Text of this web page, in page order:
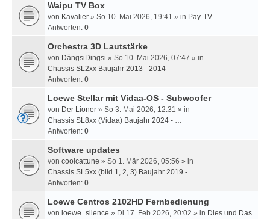
Waipu TV Box
von Kavalier » So 10. Mai 2026, 19:41 » in Pay-TV
Antworten: 0
Orchestra 3D Lautstärke
von DängsiDingsi » So 10. Mai 2026, 07:47 » in
Chassis SL2xx Baujahr 2013 - 2014
Antworten: 0
Loewe Stellar mit Vidaa-OS - Subwoofer
von Der Lioner » So 3. Mai 2026, 12:31 » in
Chassis SL8xx (Vidaa) Baujahr 2024 - …
Antworten: 0
Software updates
von coolcattune » So 1. Mär 2026, 05:56 » in
Chassis SL5xx (bild 1, 2, 3) Baujahr 2019 - ...
Antworten: 0
Loewe Centros 2102HD Fernbedienung
von loewe_silence » Di 17. Feb 2026, 20:02 » in Dies und Das